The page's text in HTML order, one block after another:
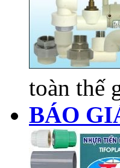
toàn thế
BÁO